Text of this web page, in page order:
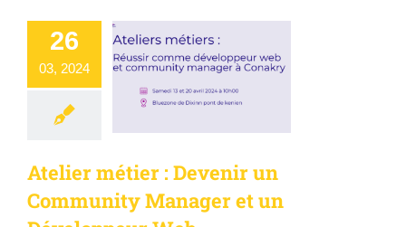
26
03, 2024
Atelier métier : Devenir un
Community Manager et un